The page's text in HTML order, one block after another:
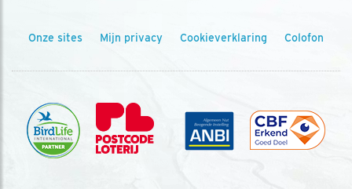
Onze sites Mijn privacy Cookieverklaring Colofon